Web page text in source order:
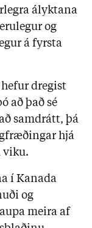
ályktana
og
á fyrsta
dregist
að það sé
samdrátt, þá
hjá
viku.
í Kanada
og
meira af